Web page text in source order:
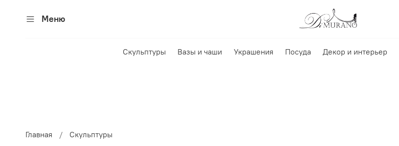
Меню
Скульптуры Вазы и чаши Украшения Посуда Декор и интерьер
Главная Скульптуры